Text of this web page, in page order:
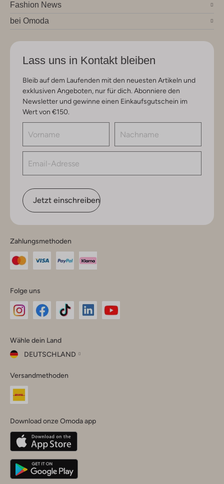
Fashion News
bei Omoda
Lass uns in Kontakt bleiben
Bleib auf dem Laufenden mit den neuesten Artikeln und
exklusiven Angeboten, nur für dich. Abonniere den
Newsletter und gewinne einen Einkaufsgutschein im
Wert von €150.
Jetzt einschreiben
Zahlungsmethoden
Folge uns
Instagram
Facebook
TikTok
Wähle dein Land
DEUTSCHLAND
dein
Land
Belgique(Français)
Deutschland
Versandmethoden
Download onze Omoda app